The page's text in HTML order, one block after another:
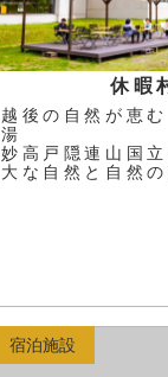
休暇
越後の自然が恵
湯
妙高戸隠連山国
大な自然と自然
宿泊施設